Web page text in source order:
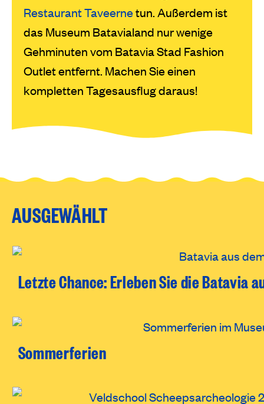
Restaurant Taveernetun. Außerdem ist
das Museum Batavialand nur wenige
Gehminuten vom Batavia Stad Fashion
Outlet entfernt. Machen Sie einen
kompletten Tagesausflug daraus!
AUSGEWÄHLT
Letzte Chance: Erleben Sie die Batavia
Sommerferien